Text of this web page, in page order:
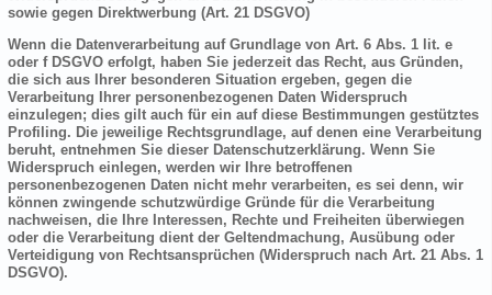
sowie gegen Direktwerbung (Art. 21 DSGVO)
Wenn die Datenverarbeitung auf Grundlage von Art. 6 Abs. 1 lit. e
oder f DSGVO erfolgt, haben Sie jederzeit das Recht, aus Gründen,
die sich aus Ihrer besonderen Situation ergeben, gegen die
Verarbeitung Ihrer personenbezogenen Daten Widerspruch
einzulegen; dies gilt auch für ein auf diese Bestimmungen gestütztes
Profiling. Die jeweilige Rechtsgrundlage, auf denen eine Verarbeitung
beruht, entnehmen Sie dieser Datenschutzerklärung. Wenn Sie
Widerspruch einlegen, werden wir Ihre betroffenen
personenbezogenen Daten nicht mehr verarbeiten, es sei denn, wir
können zwingende schutzwürdige Gründe für die Verarbeitung
nachweisen, die Ihre Interessen, Rechte und Freiheiten überwiegen
oder die Verarbeitung dient der Geltendmachung, Ausübung oder
Verteidigung von Rechtsansprüchen (Widerspruch nach Art. 21 Abs. 1
DSGVO).